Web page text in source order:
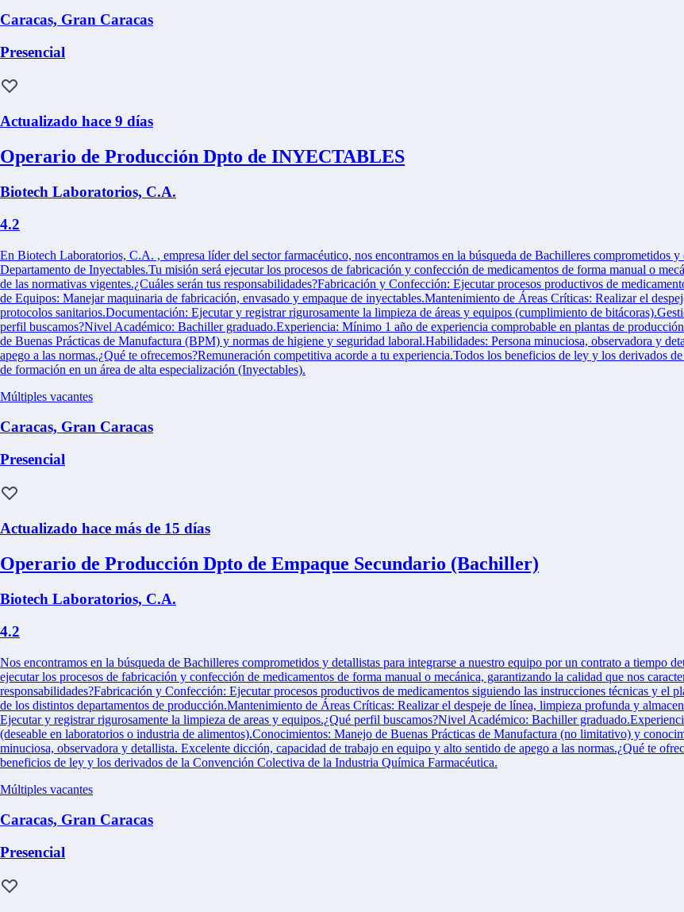
Caracas, Gran Caracas
Presencial
Actualizado hace 9 días
Operario de Producción Dpto de INYECTABLES
Biotech Laboratorios, C.A.
4.2
En Biotech Laboratorios, C.A. , empresa líder del sector farmacéutico, nos encontramos en la búsqueda de Bachilleres comprometidos
Departamento de Inyectables.Tu misión será ejecutar los procesos de fabricación y confección de medicamentos de forma manual o
de las normativas vigentes.¿Cuáles serán tus responsabilidades?Fabricación y Confección: Ejecutar procesos productivos de
de Equipos: Manejar maquinaria de fabricación, envasado y empaque de inyectables.Mantenimiento de Áreas Críticas: Realizar el
protocolos sanitarios.Documentación: Ejecutar y registrar rigurosamente la limpieza de áreas y equipos (cumplimiento de
perfil buscamos?Nivel Académico: Bachiller graduado.Experiencia: Mínimo 1 año de experiencia comprobable en plantas de
de Buenas Prácticas de Manufactura (BPM) y normas de higiene y seguridad laboral.Habilidades: Persona minuciosa, observadora y
apego a las normas.¿Qué te ofrecemos?Remuneración competitiva acorde a tu experiencia.Todos los beneficios de ley y los derivados
de formación en un área de alta especialización (Inyectables).
Múltiples vacantes
Caracas, Gran Caracas
Presencial
Actualizado hace más de 15 días
Operario de Producción Dpto de Empaque Secundario (Bachiller)
Biotech Laboratorios, C.A.
4.2
Nos encontramos en la búsqueda de Bachilleres comprometidos y detallistas para integrarse a nuestro equipo por un contrato a tiempo
ejecutar los procesos de fabricación y confección de medicamentos de forma manual o mecánica, garantizando la calidad que nos
responsabilidades?Fabricación y Confección: Ejecutar procesos productivos de medicamentos siguiendo las instrucciones técnicas y el
de los distintos departamentos de producción.Mantenimiento de Áreas Críticas: Realizar el despeje de línea, limpieza profunda y
Ejecutar y registrar rigurosamente la limpieza de areas y equipos.¿Qué perfil buscamos?Nivel Académico: Bachiller
(deseable en laboratorios o industria de alimentos).Conocimientos: Manejo de Buenas Prácticas de Manufactura (no limitativo) y
minuciosa, observadora y detallista. Excelente dicción, capacidad de trabajo en equipo y alto sentido de apego a las normas.¿Qué te
beneficios de ley y los derivados de la Convención Colectiva de la Industria Química Farmacéutica.
Múltiples vacantes
Caracas, Gran Caracas
Presencial